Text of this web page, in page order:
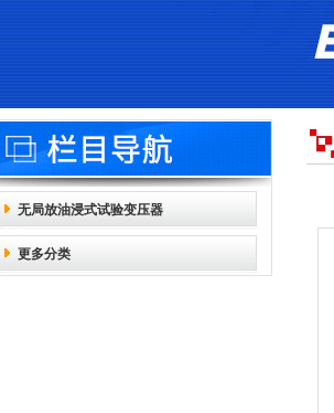
无局放油浸式试验变压器
更多分类